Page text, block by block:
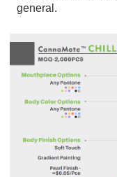
general.